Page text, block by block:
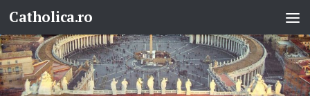
Skip to content
Catholica.ro